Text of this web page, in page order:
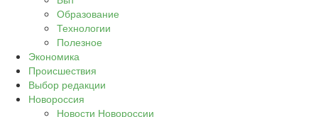
Образование
Технологии
Полезное
Экономика
Происшествия
Выбор редакции
Новороссия
Новости Новороссии